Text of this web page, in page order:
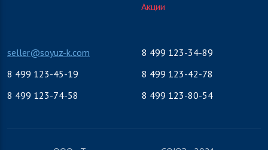
Акции
seller@soyuz-k.com
8 499 123-34-89
8 499 123-45-19
8 499 123-42-78
8 499 123-74-58
8 499 123-80-54